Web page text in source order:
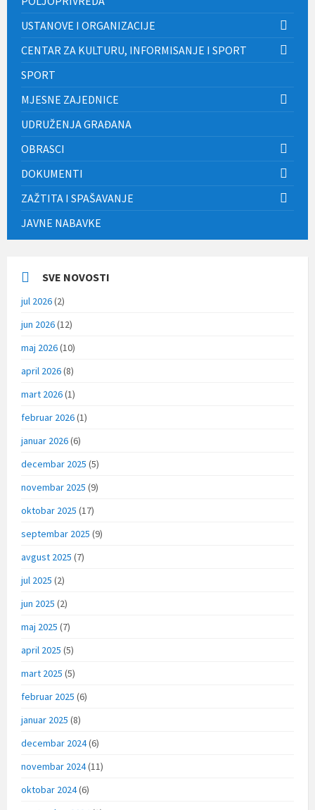
USTANOVE I ORGANIZACIJE
CENTAR ZA KULTURU, INFORMISANJE I SPORT
SPORT
MJESNE ZAJEDNICE
UDRUŽENJA GRAĐANA
OBRASCI
DOKUMENTI
ZAŽTITA I SPAŠAVANJE
JAVNE NABAVKE
SVE NOVOSTI
jul 2026(2)
jun 2026(12)
maj 2026(10)
april 2026(8)
mart 2026(1)
februar 2026(1)
januar 2026(6)
decembar 2025 (5)
novembar 2025 (9)
oktobar 2025 (17)
septembar 2025 (9)
avgust 2025 (7)
jul 2025 (2)
jun 2025 (2)
maj 2025 (7)
april 2025 (5)
mart 2025 (5)
februar 2025 (6)
januar 2025 (8)
decembar 2024(6)
novembar 2024(11)
oktobar 2024(6)